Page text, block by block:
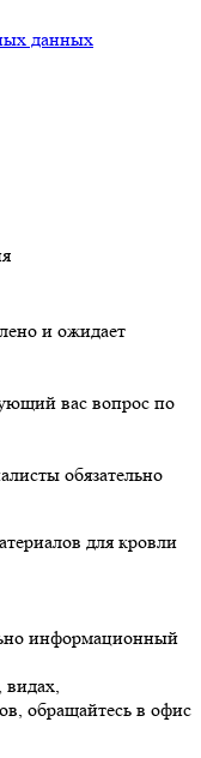
данных
и ожидает
вас вопрос по
обязательно
для кровли
информационный
обращайтесь в офис